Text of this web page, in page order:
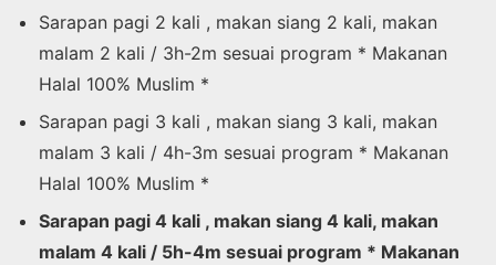
Sarapan pagi 2 kali , makan siang 2 kali, makan
malam 2 kali / 3h-2m sesuai program * Makanan
Halal 100% Muslim *
Sarapan pagi 3 kali , makan siang 3 kali, makan
malam 3 kali / 4h-3m sesuai program * Makanan
Halal 100% Muslim *
Sarapan pagi 4 kali , makan siang 4 kali, makan
malam 4 kali / 5h-4m sesuai program * Makanan